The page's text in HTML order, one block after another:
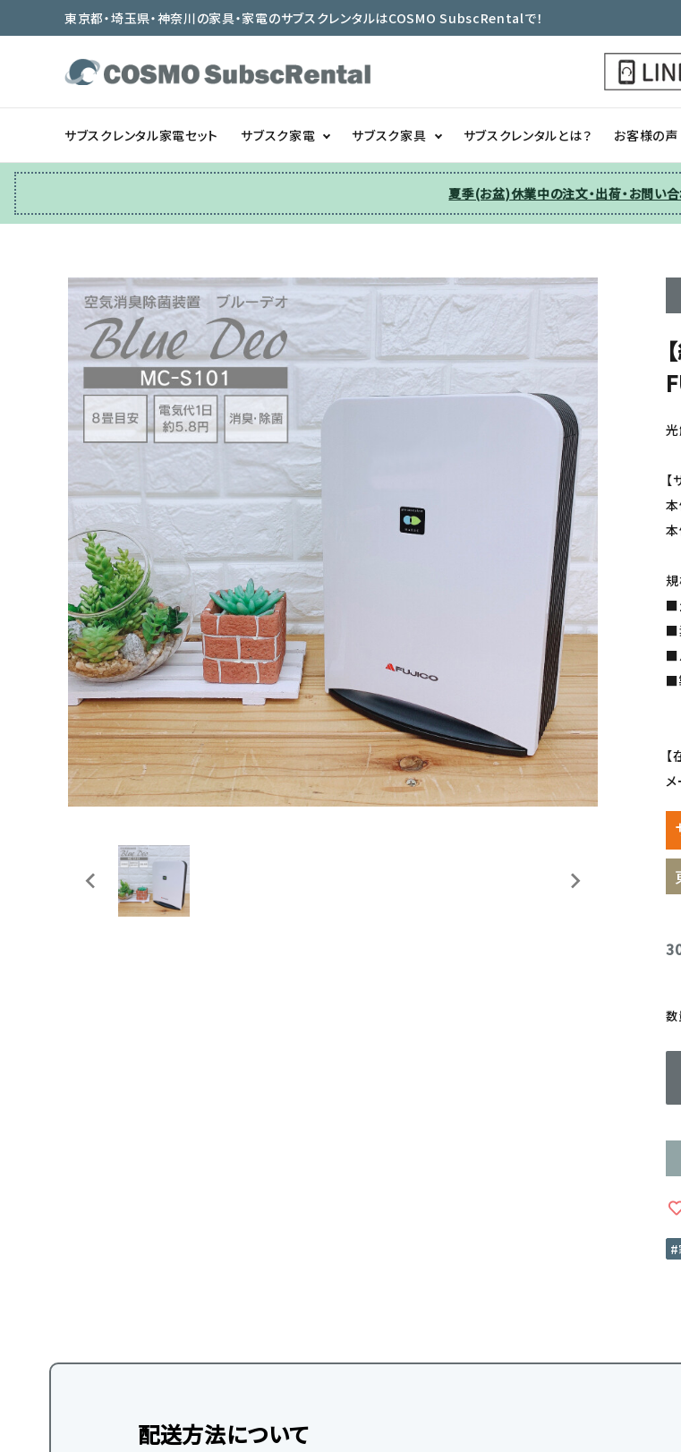
東京都・埼玉県・神奈川の家具・家電のサブスクレンタルはCOSMO SubscRentalで！
サブスクレンタル家電セット サブスク家電
冷蔵庫 洗濯機
サブスク家具
テーブル/デスク チェア
ベッド/寝具 収納
サブスクレンタルとは？ お客様の声
夏季(お盆)休業中の注文・出荷・お問い
光
【
■
■
■
■
数
配送方法について